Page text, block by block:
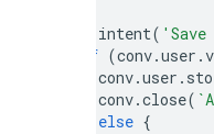
intent( 'Save
if (conv.user .
conv.user .
conv.close(
else {